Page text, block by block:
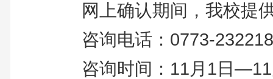
网上确认期间，我校提
咨询电话：0773-
咨询时间：11月1日